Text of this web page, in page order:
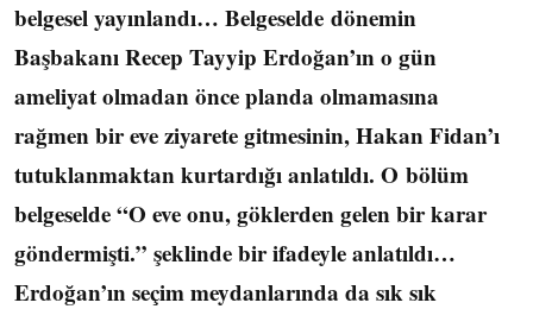
belgesel yayınlandı… Belgeselde dönemin
Başbakanı Recep Tayyip Erdoğan’ın o gün
ameliyat olmadan önce planda olmamasına
rağmen bir eve ziyarete gitmesinin, Hakan Fidan’ı
tutuklanmaktan kurtardığı anlatıldı. O bölüm
belgeselde “O eve onu, göklerden gelen bir karar
göndermişti.” şeklinde bir ifadeyle anlatıldı…
Erdoğan’ın seçim meydanlarında da sık sık